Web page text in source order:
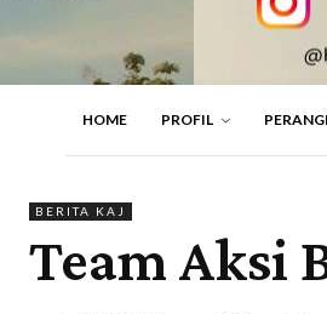
HOME PROFIL
BERITA KAJ
Team Aksi